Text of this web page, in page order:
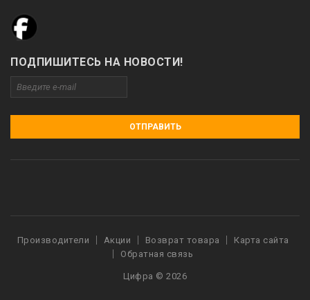
ПОДПИШИТЕСЬ НА НОВОСТИ!
ОТПРАВИТЬ
Производители Акции Возврат товара
Карта сайта
Обратная связь
Цифра © 2026